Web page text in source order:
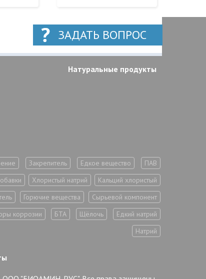
ЗАДАТЬ ВОПРОС
Натуральные продукты
Закрепитель Едкое вещество
ПАВ
Хлористый натрий
Кальций хлористый
Горючие вещества
Сырьевой компонент
коррозии БТА Щёлочь
Едкий натрий
Натрий